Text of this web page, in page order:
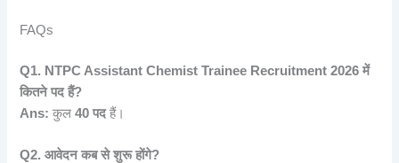
FAQs
Q1. NTPC Assistant Chemist Trainee Recruitment 2026 में
कितने पद हैं?
Ans: कुल40 पदहैं।
Q2. आवेदन कब से शुरू होंगे?